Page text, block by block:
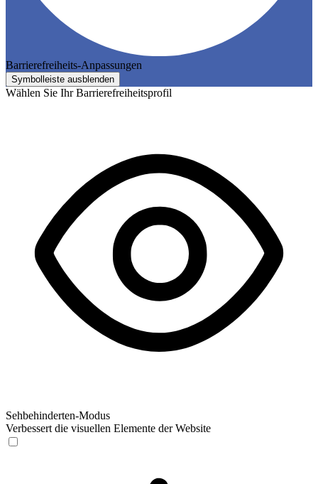
Barrierefreiheits-Anpassungen
Symbolleiste ausblenden
Wählen Sie Ihr Barrierefreiheitsprofil
Sehbehinderten-Modus
Verbessert die visuellen Elemente der Website